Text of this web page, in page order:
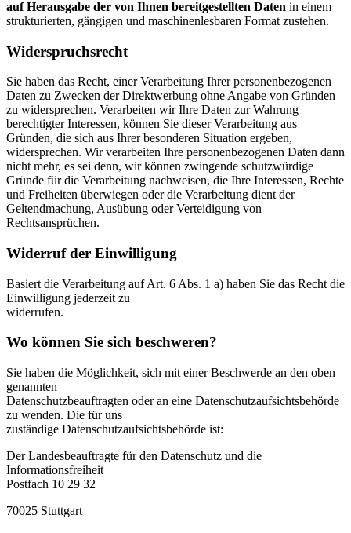
auf Herausgabe der von Ihnen bereitgestellten Daten in einem
strukturierten, gängigen und maschinenlesbaren Format zustehen.
Widerspruchsrecht
Sie haben das Recht, einer Verarbeitung Ihrer personenbezogenen
Daten zu Zwecken der Direktwerbung ohne Angabe von Gründen
zu widersprechen. Verarbeiten wir Ihre Daten zur Wahrung
berechtigter Interessen, können Sie dieser Verarbeitung aus
Gründen, die sich aus Ihrer besonderen Situation ergeben,
widersprechen. Wir verarbeiten Ihre personenbezogenen Daten dann
nicht mehr, es sei denn, wir können zwingende schutzwürdige
Gründe für die Verarbeitung nachweisen, die Ihre Interessen, Rechte
und Freiheiten überwiegen oder die Verarbeitung dient der
Geltendmachung, Ausübung oder Verteidigung von
Rechtsansprüchen.
Widerruf der Einwilligung
Basiert die Verarbeitung auf Art. 6 Abs. 1 a) haben Sie das Recht die
Einwilligung jederzeit zu
widerrufen.
Wo können Sie sich beschweren?
Sie haben die Möglichkeit, sich mit einer Beschwerde an den oben
genannten
Datenschutzbeauftragten oder an eine Datenschutzaufsichtsbehörde
zu wenden. Die für uns
zuständige Datenschutzaufsichtsbehörde ist:
Der Landesbeauftragte für den Datenschutz und die
Informationsfreiheit
Postfach 10 29 32
70025 Stuttgart